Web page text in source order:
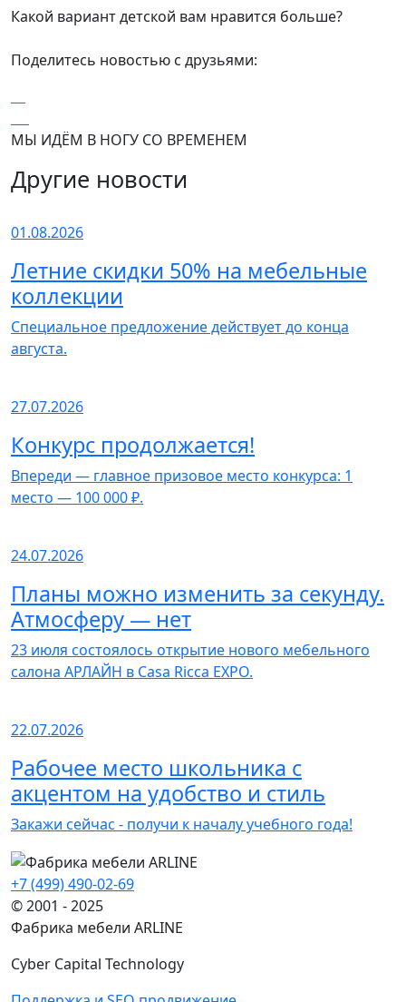
Какой вариант детской вам нравится больше?
Поделитесь новостью с друзьями:
МЫ ИДЁМ В НОГУ СО ВРЕМЕНЕМ
Другие новости
01.08.2026
Летние скидки 50% на мебельные
коллекции
Специальное предложение действует до конца
августа.
27.07.2026
Конкурс продолжается!
Впереди — главное призовое место конкурса: 1
место — 100 000 ₽.
24.07.2026
Планы можно изменить за секунду.
Атмосферу — нет
23 июля состоялось открытие нового мебельного
салона АРЛАЙН в Casa Ricca EXPO.
22.07.2026
Рабочее место школьника с
акцентом на удобство и стиль
Закажи сейчас - получи к началу учебного года!
+7 (499) 490-02-69
© 2001 - 2025
Фабрика мебели ARLINE
Cyber Capital Technology